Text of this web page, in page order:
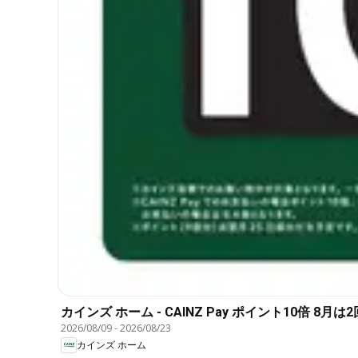
カインズ ホーム - CAINZ Pay ポイント10倍 8月は2
2026/08/09-2026/08/23
カインズ ホーム